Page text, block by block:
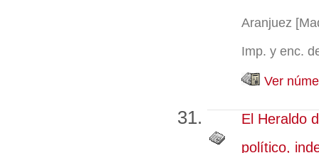
Aranjuez
Imp. y enc.
Ver
El Heraldo
político,